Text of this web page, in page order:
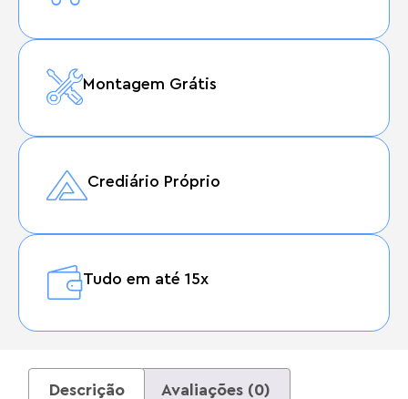
Montagem Grátis
Crediário Próprio
Tudo em até 15x
Descrição Avaliações (0)